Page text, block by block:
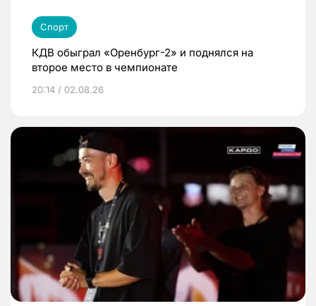
Спорт
КДВ обыграл «Оренбург-2» и поднялся на
второе место в чемпионате
20:14 / 02.08.26